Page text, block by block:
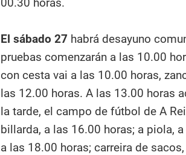
El sábado 27 habrá desayuno
pruebas comenzarán a las 10.00
con cesta vai a las 10.00 horas,
las 12.00 horas. A las 13.00 horas
la tarde, el campo de fútbol de A
billarda, a las 16.00 horas; a piola,
a las 18.00 horas; carreira de